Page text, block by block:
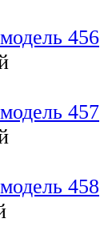
456
457
458